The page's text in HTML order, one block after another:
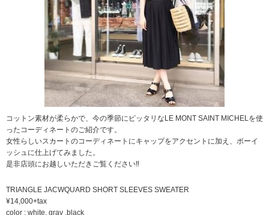
コットン素材が柔らかで、今の季節にピッタリなLE MONT SAINT MICHELを使
ったコーディネートのご紹介です。
女性らしいスカートのコーディネートにキャップをアクセントに加え、ボーイ
ッシュに仕上げてみました。
是非店頭にお越しいただきご覧ください‼︎
TRIANGLE JACWQUARD SHORT SLEEVES SWEATER
¥14,000+tax
color : white, gray ,black